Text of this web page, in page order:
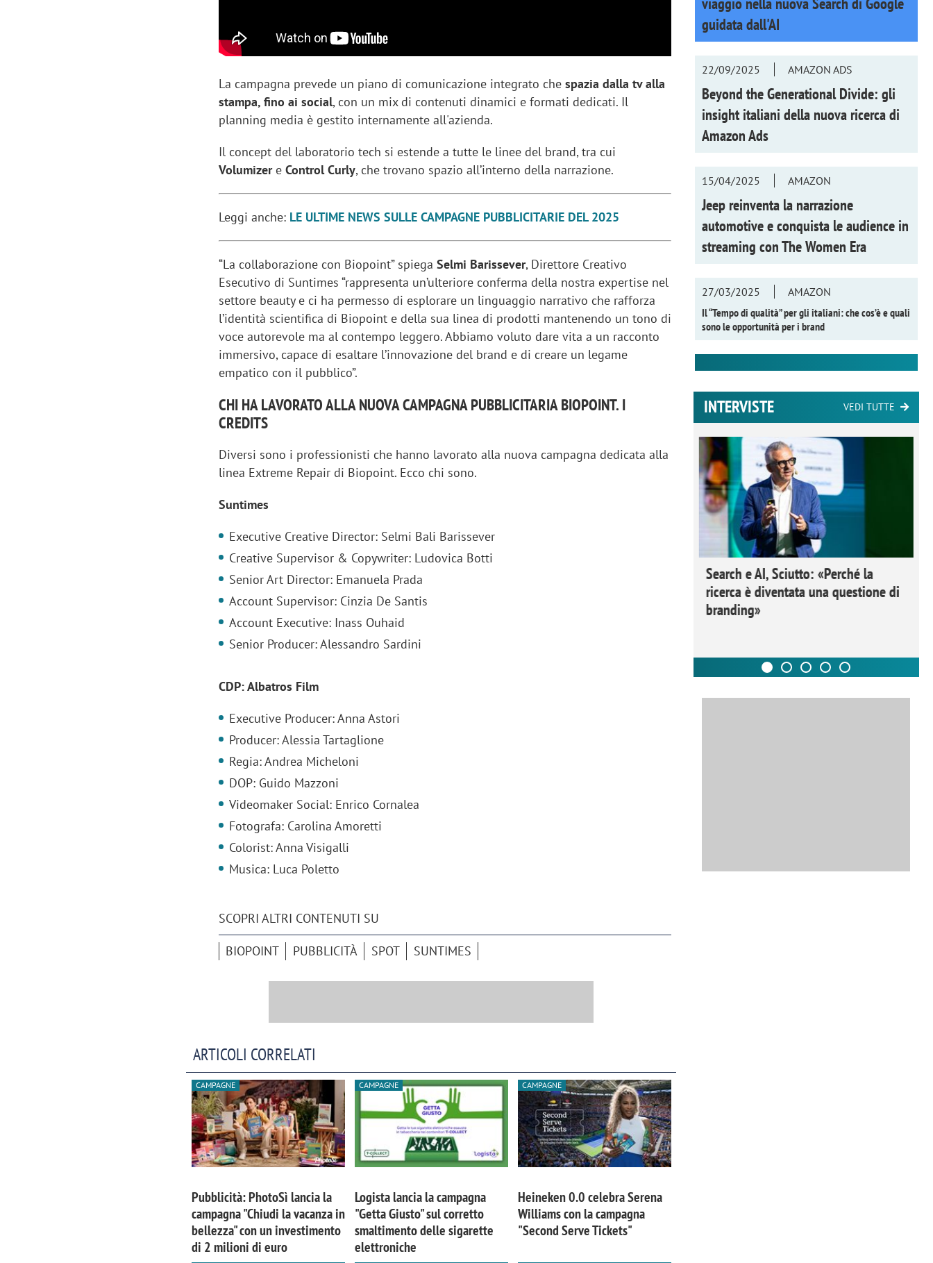
La campagna prevede un piano di comunicazione integrato chespazia dalla tv alla
stampa, fino ai social, con un mix di contenuti dinamici e formati dedicati. Il
planning media è gestito internamente all'azienda.
Il concept del laboratorio tech si estende a tutte le linee del brand, tra cui
VolumizereControl Curly, che trovano spazio all’interno della narrazione.
Leggi anche: LE ULTIME NEWS SULLE CAMPAGNE PUBBLICITARIE DEL 2025
“La collaborazione con Biopoint” spiegaSelmi Barissever, Direttore Creativo
Esecutivo di Suntimes “rappresenta un’ulteriore conferma della nostra expertise nel
settore beauty e ci ha permesso di esplorare un linguaggio narrativo che rafforza
l’identità scientifica di Biopoint e della sua linea di prodotti mantenendo un tono di
voce autorevole ma al contempo leggero. Abbiamo voluto dare vita a un racconto
immersivo, capace di esaltare l’innovazione del brand e di creare un legame
empatico con il pubblico”.
CHI HA LAVORATO ALLA NUOVA CAMPAGNA PUBBLICITARIA BIOPOINT. I
CREDITS
Diversi sono i professionisti che hanno lavorato alla nuova campagna dedicata alla
linea Extreme Repair di Biopoint. Ecco chi sono.
Suntimes
Executive Creative Director: Selmi Bali Barissever
Creative Supervisor & Copywriter: Ludovica Botti
Senior Art Director: Emanuela Prada
Account Supervisor: Cinzia De Santis
Account Executive: Inass Ouhaid
Senior Producer: Alessandro Sardini
CDP: Albatros Film
Executive Producer: Anna Astori
Producer: Alessia Tartaglione
Regia: Andrea Micheloni
DOP: Guido Mazzoni
Videomaker Social: Enrico Cornalea
Fotografa: Carolina Amoretti
Colorist: Anna Visigalli
Musica: Luca Poletto
SCOPRI ALTRI CONTENUTI SU
BIOPOINT PUBBLICITÀ SPOT SUNTIMES
ARTICOLI CORRELATI
CAMPAGNE
Pubblicità: PhotoSì lancia la
campagna "Chiudi la vacanza in
bellezza" con un investimento
di 2 milioni di euro
CAMPAGNE
Logista lancia la campagna
"Getta Giusto" sul corretto
smaltimento delle sigarette
elettroniche
CAMPAGNE
Heineken 0.0 celebra Serena
Williams con la campagna
"Second Serve Tickets"
guidata dall'AI
22/09/2025 AMAZON ADS
Beyond the Generational Divide: gli
insight italiani della nuova ricerca di
Amazon Ads
15/04/2025 AMAZON
Jeep reinventa la narrazione
automotive e conquista le audience in
streaming conThe Women Era
27/03/2025
AMAZON
Il “Tempo di qualità” per gli italiani: che cos’è e quali
sono le opportunità per i brand
INTERVISTE VEDI TUTTE
Emanuele Viora di Deloitte Digital:
amplificare il talento»
Search e AI, Sciutto: «Perché la
ricerca è diventata una questione di
branding»